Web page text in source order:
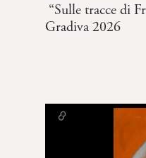
“Sulle tracce di
Gradiva 2026